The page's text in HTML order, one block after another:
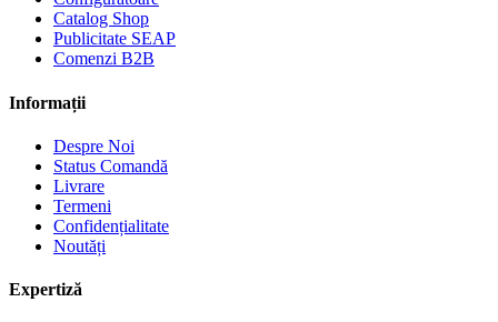
Catalog Shop
Publicitate SEAP
Comenzi B2B
Informații
Despre Noi
Status Comandă
Livrare
Termeni
Confidențialitate
Noutăți
Expertiză